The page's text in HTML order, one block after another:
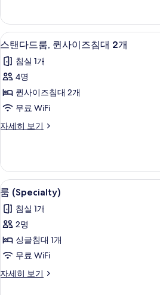
두
보
기
룸
자
세
보
기
스
탠
다
드
룸,
사
즈
침
대
2
개
사
진
모
저자
4
스탠다드룸, 퀸사이즈침대 2개
침실 1개
4명
퀸사이즈침대 2개
무료 WiFi
자세히 보기
스
룸,
퀸
사
이
즈
침
2
개
세
룸
(Specialty)
사
진
모
두
보
저자
4
룸 (Specialty)
침실 1개
2명
싱글침대 1개
무료 WiFi
자세히 보기
룸